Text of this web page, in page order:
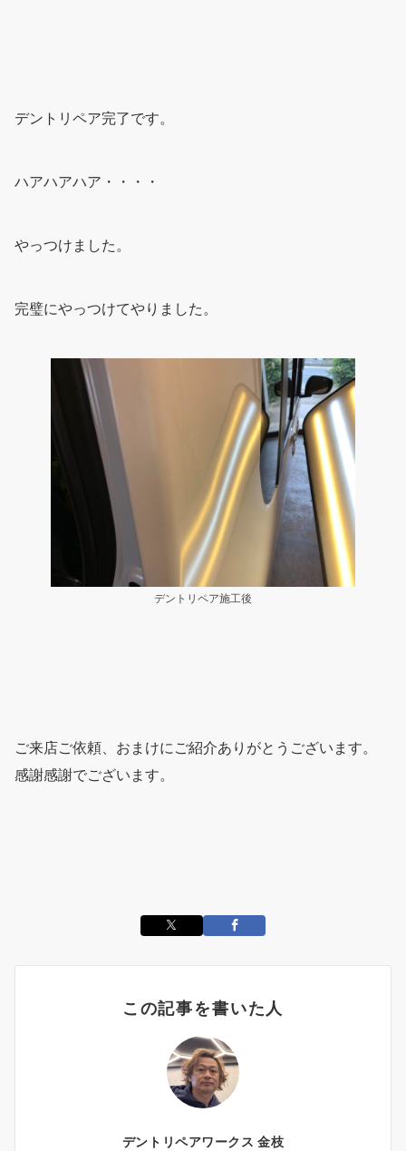
デントリペア完了です。
ハアハアハア・・・・
やっつけました。
完璧にやっつけてやりました。
デントリペア施工後
ご来店ご依頼、おまけにご紹介ありがとうございます。
感謝感謝でございます。
この記事を書いた人
デントリペアワークス 金枝